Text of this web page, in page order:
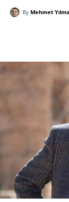
By Mehmet